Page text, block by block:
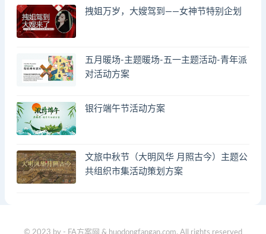
拽姐万岁，大嫂驾到——女神节特别企划
五月暖场-主题暖场-五一主题活动-青年派
对活动方案
银行端午节活动方案
文旅中秋节（大明风华 月照古今）主题公
共组织市集活动策划方案